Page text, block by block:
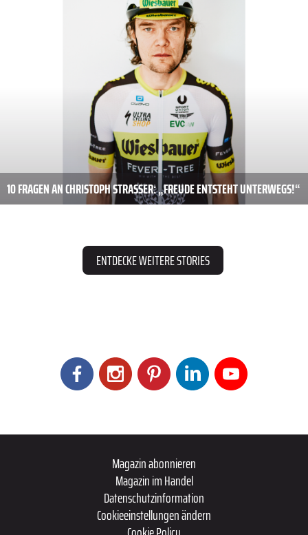
10 FRAGEN AN CHRISTOPH STRASSER: „FREUDE ENTSTEHT UNTERWEGS!“
ENTDECKE WEITERE STORIES
Magazin abonnieren
Magazin im Handel
Datenschutzinformation
Cookieeinstellungen ändern